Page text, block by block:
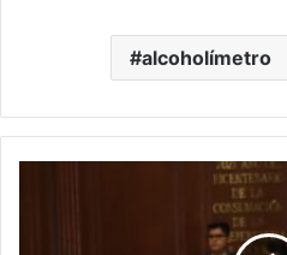
alcoholímetro